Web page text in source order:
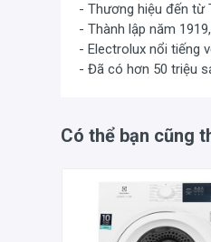
- Thương hiệu đến từ
- Thành lập năm
- Electrolux nổi tiếng
- Đã có hơn 50 triệu
Có thể bạn cũng